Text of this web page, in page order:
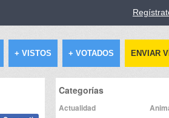
+ VISTOS + VOTADOS ENVIAR
Categorías
Actualidad